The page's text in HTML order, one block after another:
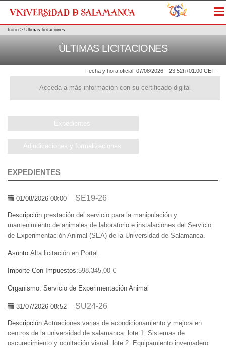
Fecha y hora oficial: 07/08/2026 23:52h+01:00 CET
Acceda a más información con su certificado digital
Inicio > Últimas licitaciones
ÚLTIMAS LICITACIONES
Expedientes
Adjudicaciones y formalizaciones
EXPEDIENTES
01/08/2026 00:00 SE19-26
Descripción:prestación del servicio para la manipulación y
mantenimiento de animales de laboratorio e instalaciones del Servicio
de Experimentación Animal (SEA) de la Universidad de Salamanca.
Asunto:Alta licitación en Portal
Importe Con Impuestos:598.345,00 €
Organismo: Servicio de Experimentación Animal
31/07/2026 08:52 SU24-26
Descripción:Actuaciones varias de acondicionamiento y mejora en
centros de la universidad de salamanca: lote 1: Sistemas de
oscurecimiento y ocultación visual. lote 2: Equipamiento invernadero.